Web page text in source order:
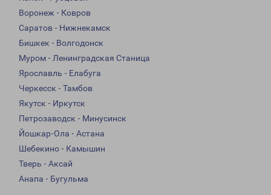
Воронеж - Ковров
Саратов - Нижнекамск
Бишкек - Волгодонск
Муром - Ленинградская Станица
Ярославль - Елабуга
Черкесск - Тамбов
Якутск - Иркутск
Петрозаводск - Минусинск
Йошкар-Ола - Астана
Шебекино - Камышин
Тверь - Аксай
Анапа - Бугульма